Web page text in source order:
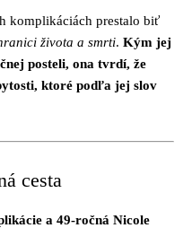
komplikáciách prestalo biť
života a smrti. Kým jej
posteli, ona tvrdí, že
ktoré podľa jej slov
cesta
a 49-ročná Nicole